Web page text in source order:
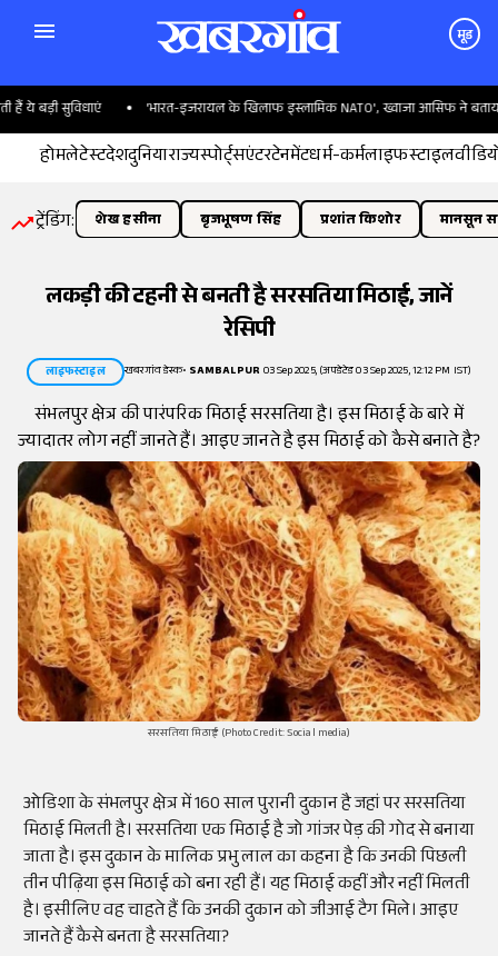
मूड
बड़ी सुविधाएं 'भारत-इजरायल के खिलाफ इस्लामिक NATO', ख्वाजा आसिफ ने बताया
होमलेटेस्टदेशदुनियाराज्यस्पोर्ट्सएंटरटेनमेंटधर्म-कर्मलाइफस्टाइल
ट्रेंडिंग: शेख हसीना बृजभूषण सिंह प्रशांत किशोर मानसून
लकड़ी की टहनी से बनती है सरसतिया मिठाई, जानें
रेसिपी
लाइफस्टाइल खबरगांव डेस्क• SAMBALPUR 03 Sep 2025, (अपडेटेड 03 Sep 2025, 12:12 PM IST)
संभलपुर क्षेत्र की पारंपरिक मिठाई सरसतिया है। इस मिठाई के बारे में
ज्यादातर लोग नहीं जानते हैं। आइए जानते है इस मिठाई को कैसे बनाते है?
सरसतिया मिठाई (Photo Credit: Social media)
ओडिशाकेसंभलपुरक्षेत्र में 160 साल पुरानी दुकान है जहां परसरसतिया
मिठाईमिलती है।सरसतियाएकमिठाई है जोगांजरपेड़ की गोद से बनाया
जाता है। इस दुकान के मालिक प्रभु लाल का कहना है कि उनकी पिछली
तीनपीढ़ियाइस मिठाई को बना रही हैं। यह मिठाई कहीं और नहीं मिलती
है। इसीलिए वह चाहते हैं कि उनकी दुकान कोजीआईटैग मिले। आइए
जानते हैं कैसे बनता हैसरसतिया?